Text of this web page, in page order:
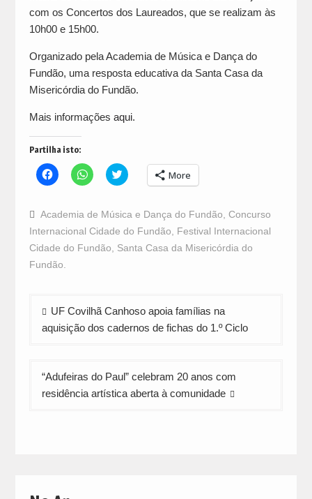
com os Concertos dos Laureados, que se realizam às
10h00 e 15h00.
Organizado pela Academia de Música e Dança do
Fundão, uma resposta educativa da Santa Casa da
Misericórdia do Fundão.
Mais informações aqui.
Partilha isto:
Click
to
Facebook
(Opens
new
window)
Click
to
WhatsApp
(Opens
in
new
window)
Click
to
Twitter
(Opens
in
new
window)
More
Academia de Música e Dança do Fundão Concurso
Internacional Cidade do Fundão
Festival Internacional
Cidade do Fundão
Santa Casa da Misericórdia do
Fundão.
Navegação
de
UF Covilhã Canhoso apoia famílias na
aquisição dos cadernos de fichas do 1.º Ciclo
“Adufeiras do Paul” celebram 20 anos com
residência artística aberta à comunidade